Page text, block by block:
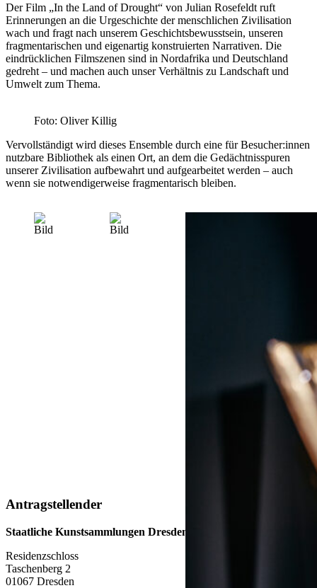
Der Film „In the Land of Drought“ von Julian Rosefeldt ruft
Erinnerungen an die Urgeschichte der menschlichen Zivilisation
wach und fragt nach unserem Geschichtsbewusstsein, unseren
fragmentarischen und eigenartig konstruierten Narrativen. Die
eindrücklichen Filmszenen sind in Nordafrika und Deutschland
gedreht – und machen auch unser Verhältnis zu Landschaft und
Umwelt zum Thema.
Foto: Oliver Killig
Vervollständigt wird dieses Ensemble durch eine für Besucher:innen
nutzbare Bibliothek als einen Ort, an dem die Gedächtnisspuren
unserer Zivilisation aufbewahrt und aufgearbeitet werden – auch
wenn sie notwendigerweise fragmentarisch bleiben.
Antragstellender
Staatliche Kunstsammlungen Dresden
Residenzschloss
Taschenberg 2
01067 Dresden